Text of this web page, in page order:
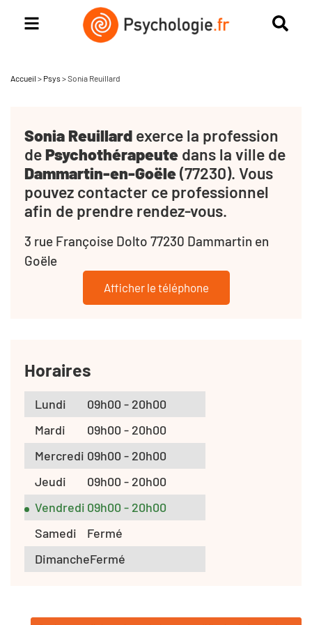
Accueil > Psys >Sonia Reuillard
Sonia Reuillard exerce la profession
dePsychothérapeute dans la ville de
Dammartin-en-Goële(77230). Vous
pouvez contacter ce professionnel
afin de prendre rendez-vous.
3 rue Françoise Dolto 77230 Dammartin en
Goële
Afficher le téléphone
Horaires
Lundi
09h00 - 20h00
Mardi
09h00 - 20h00
Mercredi 09h00 - 20h00
Jeudi
09h00 - 20h00
Vendredi 09h00 - 20h00
Samedi
Fermé
DimancheFermé